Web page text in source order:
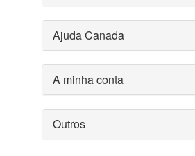
Ajuda Canada
A minha conta
Outros